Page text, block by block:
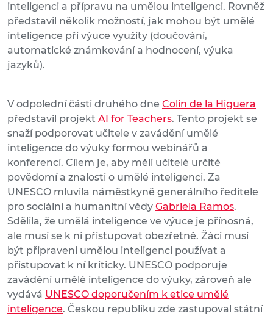
inteligenci a přípravu na umělou inteligenci. Rovněž
představil několik možností, jak mohou být umělé
inteligence při výuce využity (doučování,
automatické známkování a hodnocení, výuka
jazyků).
V odpolední části druhého dne Colin de la Higuera
představil projekt AI for Teachers. Tento projekt se
snaží podporovat učitele v zavádění umělé
inteligence do výuky formou webinářů a
konferencí. Cílem je, aby měli učitelé určité
povědomí a znalosti o umělé inteligenci. Za
UNESCO mluvila náměstkyně generálního ředitele
pro sociální a humanitní vědy Gabriela Ramos.
Sdělila, že umělá inteligence ve výuce je přínosná,
ale musí se k ní přistupovat obezřetně. Žáci musí
být připraveni umělou inteligenci používat a
přistupovat k ní kriticky. UNESCO podporuje
zavádění umělé inteligence do výuky, zároveň ale
vydává UNESCO doporučením k etice umělé
inteligence. Českou republiku zde zastupoval státní